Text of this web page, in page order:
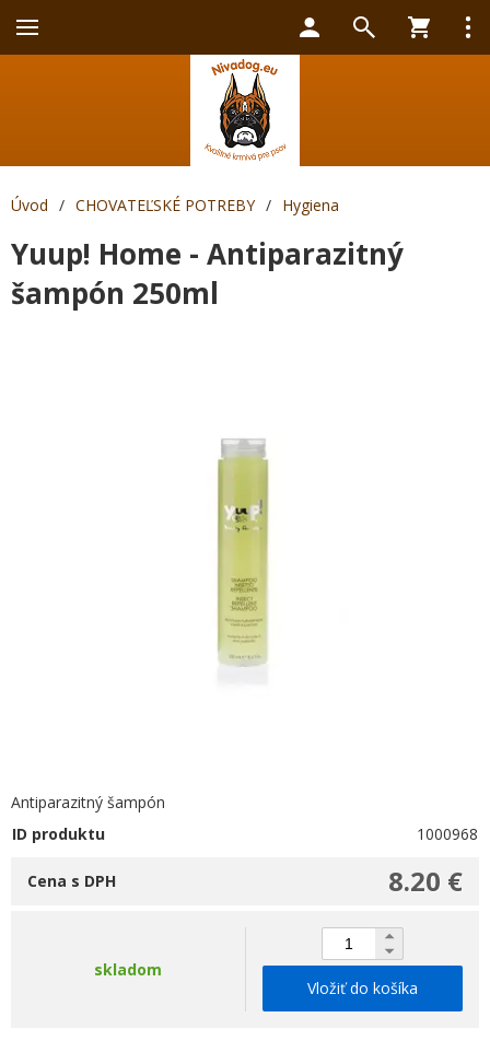
Úvod / CHOVATEĽSKÉ POTREBY / Hygiena
Yuup! Home - Antiparazitný
šampón 250ml
Antiparazitný šampón
ID produktu
1000968
8.20 €
Cena s DPH
skladom
Vložiť do košíka